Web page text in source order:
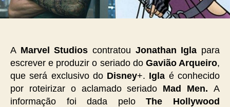
A Marvel Studios contratou Jonathan Igla para
escrever e produzir o seriado do Gavião Arqueiro,
que será exclusivo do Disney+. Igla é conhecido
por roteirizar o aclamado seriado Mad Men.A
informação foi dada peloThe Hollywood